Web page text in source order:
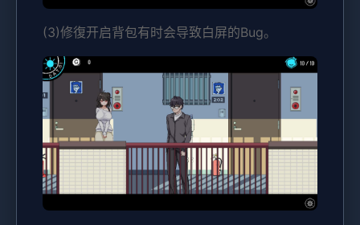
(3)修復开启背包有时会导致白屏的Bug。